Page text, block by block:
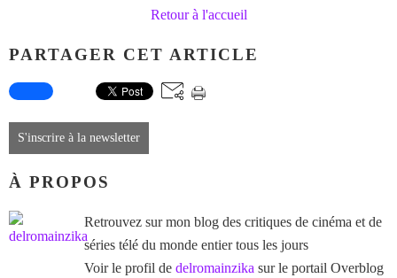
Retour à l'accueil
PARTAGER CET ARTICLE
S'inscrire à la newsletter
À PROPOS
Retrouvez sur mon blog des critiques de cinéma et de
séries télé du monde entier tous les jours
Voir le profil de delromainzika sur le portail Overblog